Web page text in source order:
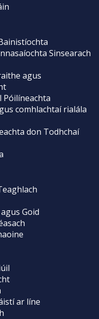
Sinsearach
agus
Póilíneachta
comhlachtaí rialála
don Todhchaí
Goid
ar líne